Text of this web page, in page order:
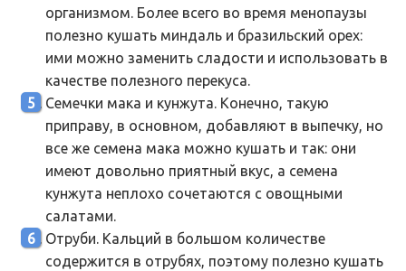
организмом. Более всего во время менопаузы
полезно кушать миндаль и бразильский орех:
ими можно заменить сладости и использовать в
качестве полезного перекуса.
Семечки мака и кунжута. Конечно, такую
приправу, в основном, добавляют в выпечку, но
все же семена мака можно кушать и так: они
имеют довольно приятный вкус, а семена
кунжута неплохо сочетаются с овощными
салатами.
Отруби. Кальций в большом количестве
содержится в отрубях, поэтому полезно кушать